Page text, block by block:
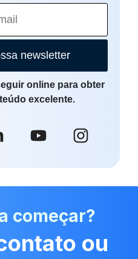
newsletter
online para obter
excelente.
começar?
ou